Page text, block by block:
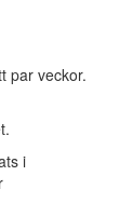
par veckor.
i